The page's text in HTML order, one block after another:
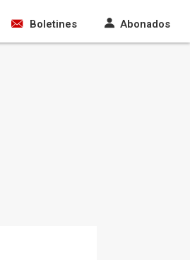
Boletines Abonados